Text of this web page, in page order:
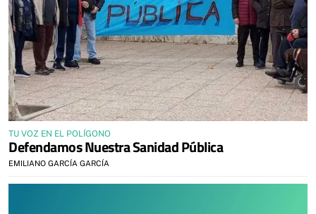
TU VOZ EN EL POLÍGONO
Defendamos Nuestra Sanidad Pública
EMILIANO GARCÍA GARCÍA